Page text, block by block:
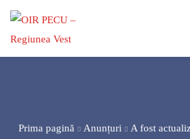
Prima pagină Anunțuri A fost